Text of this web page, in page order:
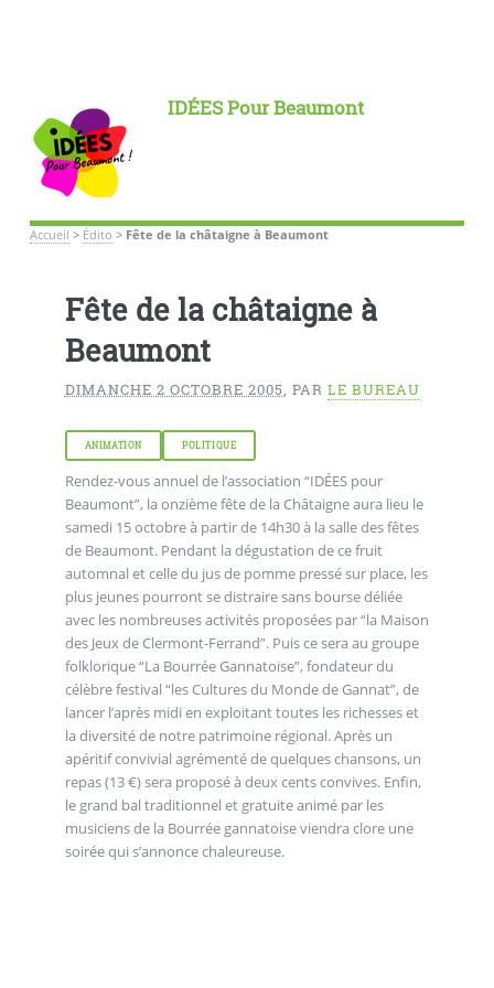
IDÉES Pour Beaumont
Accueil > Édito > Fête de la châtaigne à Beaumont
Fête de la châtaigne à
Beaumont
DIMANCHE 2 OCTOBRE 2005, PAR LE BUREAU
ANIMATION POLITIQUE
Rendez-vous annuel de l’association “IDÉES pour
Beaumont”, la onzième fête de la Châtaigne aura lieu le
samedi 15 octobre à partir de 14h30 à la salle des fêtes
de Beaumont. Pendant la dégustation de ce fruit
automnal et celle du jus de pomme pressé sur place, les
plus jeunes pourront se distraire sans bourse déliée
avec les nombreuses activités proposées par “la Maison
des Jeux de Clermont-Ferrand”. Puis ce sera au groupe
folklorique “La Bourrée Gannatoise”, fondateur du
célèbre festival “les Cultures du Monde de Gannat”, de
lancer l’après midi en exploitant toutes les richesses et
la diversité de notre patrimoine régional. Après un
apéritif convivial agrémenté de quelques chansons, un
repas (13 €) sera proposé à deux cents convives. Enfin,
le grand bal traditionnel et gratuite animé par les
musiciens de la Bourrée gannatoise viendra clore une
soirée qui s’annonce chaleureuse.